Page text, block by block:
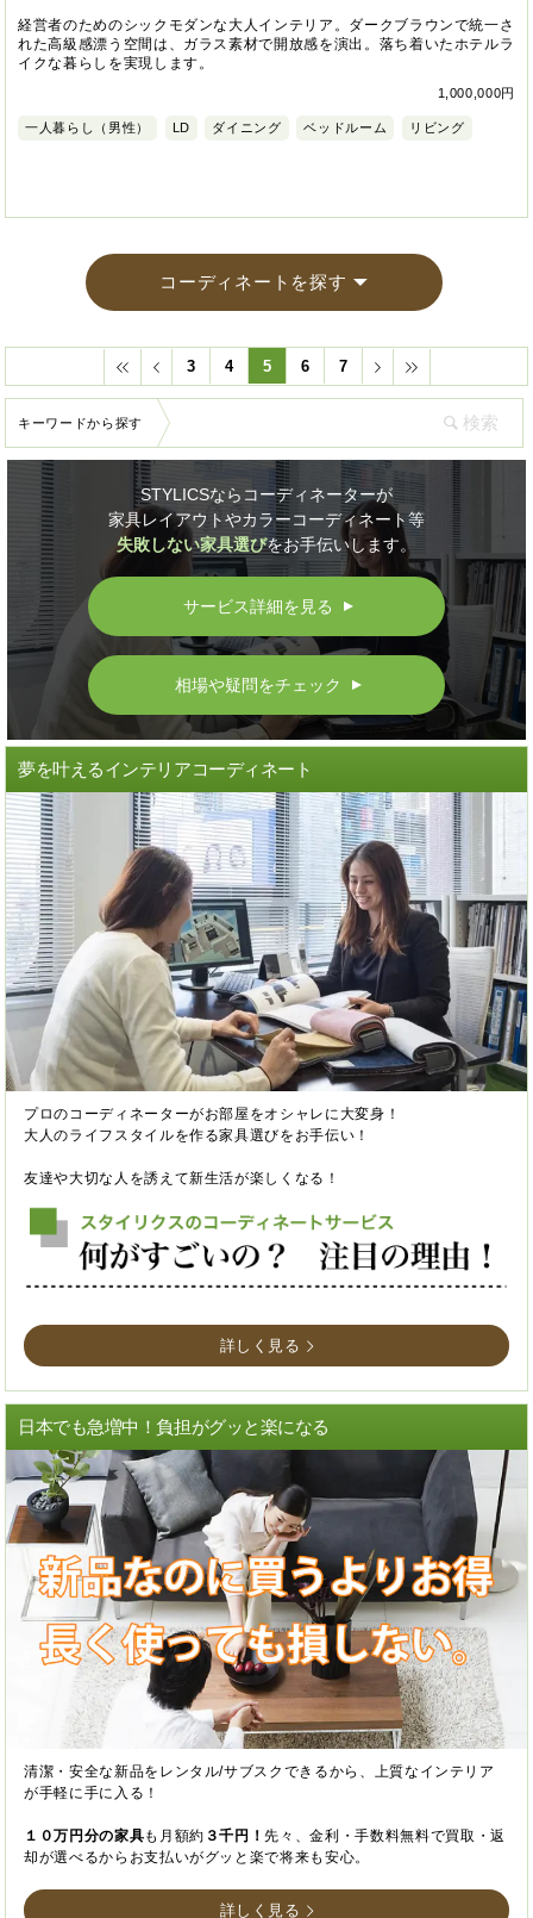
経営者のためのシックモダンな大人インテリア。ダークブラウンで統一さ
れた高級感漂う空間は、ガラス素材で開放感を演出。落ち着いたホテルラ
イクな暮らしを実現します。
1,000,000円
一人暮らし（男性） LD ダイニング ベッドルーム リビング
コーディネートを探す
3 4 5 6 7
キーワードから探す
STYLICSならコーディネーターが
家具レイアウトやカラーコーディネート等
失敗しない家具選びをお手伝いします。
サービス詳細を見る ▲
相場や疑問をチェック ▲
夢を叶えるインテリアコーディネート
プロのコーディネーターがお部屋をオシャレに大変身！
大人のライフスタイルを作る家具選びをお手伝い！
友達や大切な人を誘えて新生活が楽しくなる！
詳しく見る
日本でも急増中！負担がグッと楽になる
清潔・安全な新品をレンタル/サブスクできるから、上質なインテリア
が手軽に手に入る！
１０万円分の家具も月額約 ３千円！先々、金利・手数料無料で買取・返
却が選べるからお支払いがグッと楽で将来も安心。
詳しく見る